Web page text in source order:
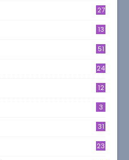
27
13
51
24
12
3
31
23